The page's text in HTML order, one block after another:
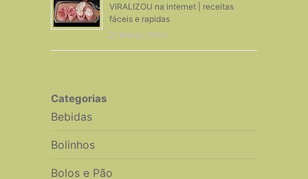
VIRALIZOU na internet | receitas
fáceis e rapidas
21 Março, 2024
Categorias
Bebidas
Bolinhos
Bolos e Pão